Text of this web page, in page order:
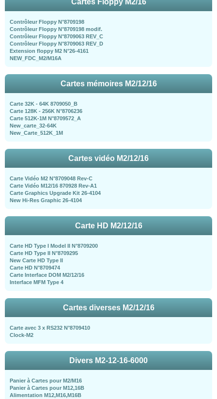
Cartes Floppy M2/16
Contrôleur Floppy N°8709198
Contrôleur Floppy N°8709198 modif.
Contrôleur Floppy N°8709063 REV_C
Contrôleur Floppy N°8709063 REV_D
Extension floppy M2 N°26-4161
NEW_FDC_M2/M16A
Cartes mémoires M2/12/16
Carte 32K - 64K 8709050_B
Carte 128K - 256K N°8706236
Carte 512K-1M N°8709572_A
New_carte_32-64K
New_Carte_512K_1M
Cartes vidéo M2/12/16
Carte Vidéo M2 N°8709048 Rev-C
Carte Vidéo M12/16 870928 Rev-A1
Carte Graphics Upgrade Kit 26-4104
New Hi-Res Graphic 26-4104
Carte HD M2/12/16
Carte HD Type I Model II N°8709200
Carte HD Type II N°8709295
New Carte HD Type II
Carte HD N°8709474
Carte Interface DOM M2/12/16
Interface MFM Type 4
Cartes diverses M2/12/16
Carte avec 3 x RS232 N°8709410
Clock-M2
Divers M2-12-16-6000
Panier à Cartes pour M2/M16
Panier à Cartes pour M12,16B
Alimentation M12,M16,M16B